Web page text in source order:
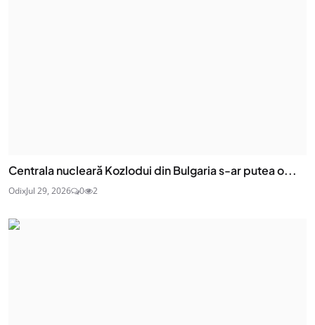
Centrala nucleară Kozlodui din Bulgaria s-ar putea o...
OdixJul 29, 2026 0 2